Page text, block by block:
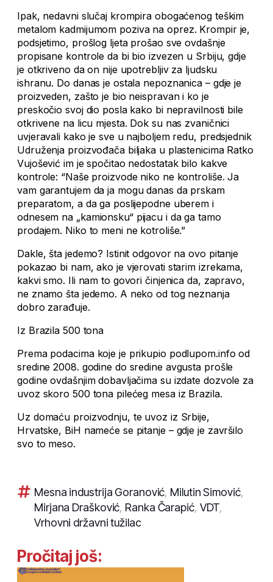
Ipak, nedavni slučaj krompira obogaćenog teškim
metalom kadmijumom poziva na oprez. Krompir je,
podsjetimo, prošlog ljeta prošao sve ovdašnje
propisane kontrole da bi bio izvezen u Srbiju, gdje
je otkriveno da on nije upotrebljiv za ljudsku
ishranu. Do danas je ostala nepoznanica – gdje je
proizveden, zašto je bio neispravan i ko je
preskočio svoj dio posla kako bi nepravilnosti bile
otkrivene na licu mjesta. Dok su nas zvaničnici
uvjeravali kako je sve u najboljem redu, predsjednik
Udruženja proizvođača biljaka u plastenicima Ratko
Vujošević im je spočitao nedostatak bilo kakve
kontrole: “Naše proizvode niko ne kontroliše. Ja
vam garantujem da ja mogu danas da prskam
preparatom, a da ga poslijepodne uberem i
odnesem na „kamionsku“ pijacu i da ga tamo
prodajem. Niko to meni ne kotroliše.”
Dakle, šta jedemo? Istinit odgovor na ovo pitanje
pokazao bi nam, ako je vjerovati starim izrekama,
kakvi smo. Ili nam to govori činjenica da, zapravo,
ne znamo šta jedemo. A neko od tog neznanja
dobro zarađuje.
Iz Brazila 500 tona
Prema podacima koje je prikupio podlupom.info od
sredine 2008. godine do sredine avgusta prošle
godine ovdašnjim dobavljačima su izdate dozvole za
uvoz skoro 500 tona pilećeg mesa iz Brazila.
Uz domaću proizvodnju, te uvoz iz Srbije,
Hrvatske, BiH nameće se pitanje – gdje je završilo
svo to meso.
Mesna industrija Goranović, Milutin Simović,
Mirjana Drašković, Ranka Čarapić, VDT,
Vrhovni državni tužilac
Pročitaj još: